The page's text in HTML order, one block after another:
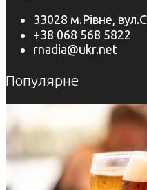
33028 м.Рівне,
+38 068 568 5822
rnadia@ukr.net
Популярне